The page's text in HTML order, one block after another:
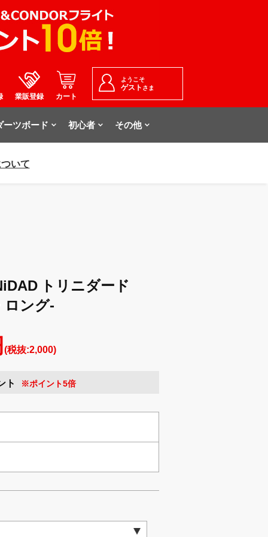
業販登録 カート
ようこそ
ゲスト さま
ーツボード 初心者 その他
いて
トリニダード
ロング-
(税抜:2,000)
ト ※ポイント5倍